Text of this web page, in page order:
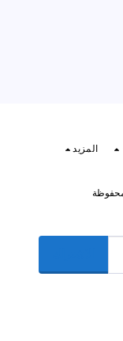
المزيد